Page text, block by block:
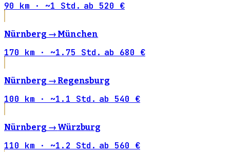
90 km · ~1 Std. ab 520 €
Nürnberg → München
170 km · ~1.75 Std. ab 680 €
Nürnberg → Regensburg
100 km · ~1.1 Std. ab 540 €
Nürnberg → Würzburg
110 km · ~1.2 Std. ab 560 €